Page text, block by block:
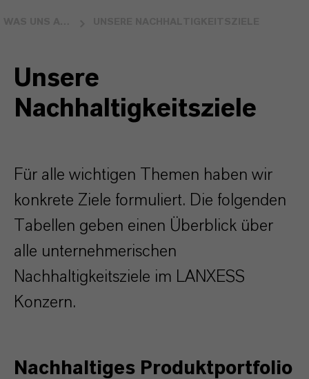
Unsere
Nachhaltigkeitsziele
Für alle wichtigen Themen haben wir
konkrete Ziele formuliert. Die folgenden
Tabellen geben einen Überblick über
alle unternehmerischen
Nachhaltigkeitsziele im LANXESS
Konzern.
Nachhaltiges Produktportfolio